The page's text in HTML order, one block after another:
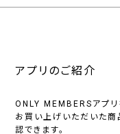
アプリのご紹介
ONLY MEMBERSアプリ
お買い上げいただいた商
認できます。